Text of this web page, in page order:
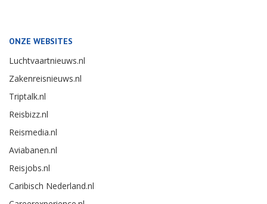
ONZE WEBSITES
Luchtvaartnieuws.nl
Zakenreisnieuws.nl
Triptalk.nl
Reisbizz.nl
Reismedia.nl
Aviabanen.nl
Reisjobs.nl
Caribisch Nederland.nl